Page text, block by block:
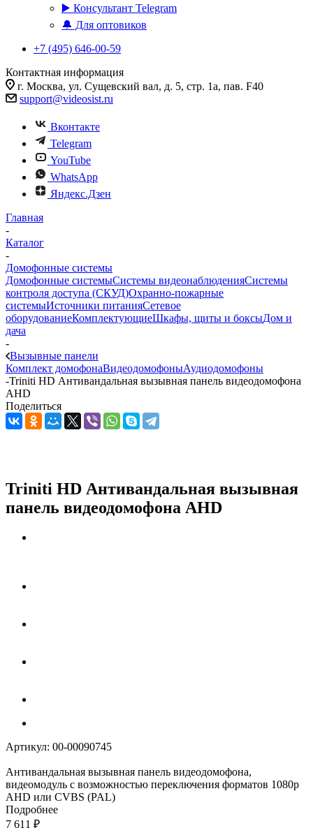
▶️ Консультант Telegram
🔔 Для оптовиков
+7 (495) 646-00-59
Контактная информация
г. Москва, ул. Сущевский вал, д. 5, стр. 1а, пав. F40
support@videosist.ru
Вконтакте
Telegram
YouTube
WhatsApp
Яндекс.Дзен
Главная
-
Каталог
-
Домофонные системы
Домофонные системыСистемы видеонаблюденияСистемы
контроля доступа (СКУД)Охранно-пожарные
системыИсточники питанияСетевое
оборудованиеКомплектующиеШкафы, щиты и боксыДом и
дача
-
Вызывные панели
Комплект домофонаВидеодомофоныАудиодомофоны
-Triniti HD Антивандальная вызывная панель видеодомофона
AHD
Поделиться
Triniti HD Антивандальная вызывная
панель видеодомофона AHD
Артикул: 00-00090745
Антивандальная вызывная панель видеодомофона,
видеомодуль с возможностью переключения форматов 1080p
AHD или CVBS (PAL)
Подробнее
7 611 ₽